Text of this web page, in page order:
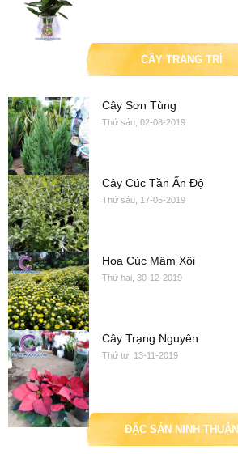
CÂY TRANG TRÍ
Cây Sơn Tùng
Thứ sáu, 02-08-2019
Cây Cúc Tần Ấn Độ
Thứ sáu, 17-05-2019
Hoa Cúc Mâm Xôi
Thứ hai, 30-12-2019
Cây Trạng Nguyên
Thứ tư, 13-11-2019
ĐẶC SẢN NINH THUẬN